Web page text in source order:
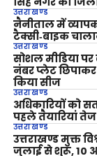
उत्तराखण्ड
नैनीताल में
टैक्सी‑बाइक
उत्तराखण्ड
सोशल मीडिया पर
नंबर प्लेट
किया सीज
उत्तराखण्ड
अधिकारियों को
पहले तैयारियां
उत्तराखण्ड
उत्तराखण्ड मुक्त
जुलाई से शुरू, 10